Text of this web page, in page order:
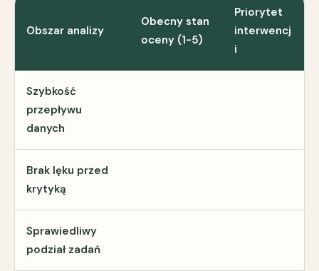
Obszar analizy
Obecny stan
oceny (1-5)
Priorytet
interwencj
i
Szybkość
przepływu
danych
Brak lęku przed
krytyką
Sprawiedliwy
podział zadań